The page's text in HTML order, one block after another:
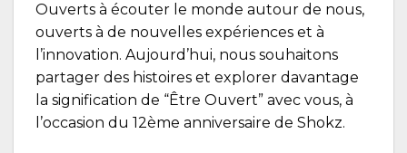
Ouverts à écouter le monde autour de nous,
ouverts à de nouvelles expériences et à
l’innovation. Aujourd’hui, nous souhaitons
partager des histoires et explorer davantage
la signification de “Être Ouvert” avec vous, à
l’occasion du 12ème anniversaire de Shokz.